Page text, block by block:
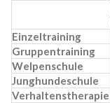
Einzeltraining
Gruppentraining
Welpenschule
Junghundeschule
Verhaltenstherapie